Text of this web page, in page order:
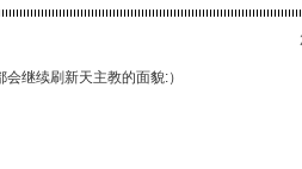
继续刷新天主教的面貌:）